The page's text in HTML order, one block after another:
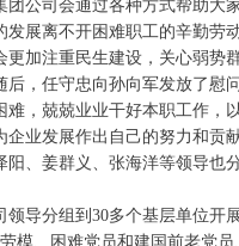
公司会通过各种方式帮助大
发展离不开困难职工的辛勤劳
更加注重民生建设，关心弱势
后，任守忠向孙向军发放了慰
难，兢兢业业干好本职工作，
业发展作出自己的努力和贡献
阳、姜群义、张海洋等领导也
领导分组到30多个基层单位开
模、困难党员和建国前老党员